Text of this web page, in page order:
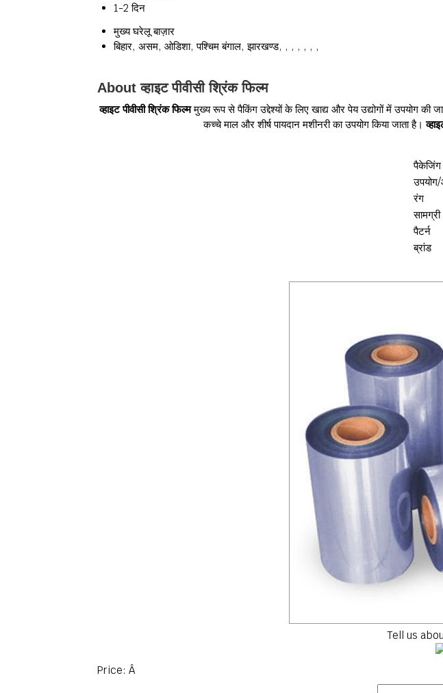
1-2 दिन
मुख्य घरेलू बाज़ार
बिहार, असम, ओडिशा, पश्चिम बंगाल, झारखण्ड, , , , , , ,
About व्हाइट पीवीसी श्रिंक फिल्म
व्हाइट पीवीसी श्रिंक फिल्ममुख्य रूप से पैकिंग उद्देश्यों के लिए खाद्य और पेय उद्योगों में उपयोग
कच्चे माल और शीर्ष पायदान मशीनरी का उपयोग किया जाता है।
रंग
सामग्री
पैटर्न
ब्रांड
Tell us
Price: Â